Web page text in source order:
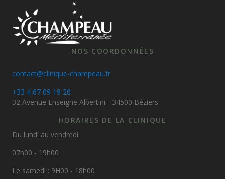
NOS COORDONNÉES
contact@clinique-champeau.fr
+33 4 67 09 19 20
32 Avenue Enseigne Albertini - 34500 Béziers
HORAIRES DE LA CLINIQUE
Du lundi au vendredi
07h00 - 19h00
Le samedi : 9H00 - 18h00